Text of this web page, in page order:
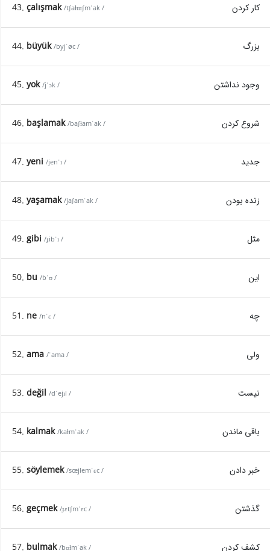
43. çalışmak /tʃaɫɯʃmˈak / کار کردن
44. büyük /byjˈøc / بزرگ
45. yok /jˈɔk / وجود نداشتن
46. başlamak /baʃɫamˈak / شروع کردن
47. yeni /jenˈɪ / جدید
48. yaşamak /jaʃamˈak / زنده بودن
49. gibi /ɟibˈɪ / مثل
50. bu /bˈʊ / این
51. ne /nˈɛ / چه
52. ama /ˈama / ولی
53. değil /dˈejɪl / نیست
54. kalmak /kaɫmˈak / باقی ماندن
55. söylemek /sœjlemˈɛc / خبر دادن
56. geçmek /ɟɛtʃmˈɛc / گذشتن
57. bulmak /bʊɫmˈak / کشف کردن